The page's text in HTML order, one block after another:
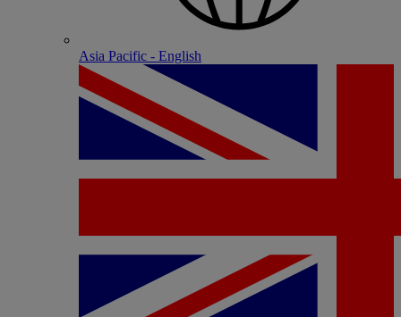
Asia Pacific - English